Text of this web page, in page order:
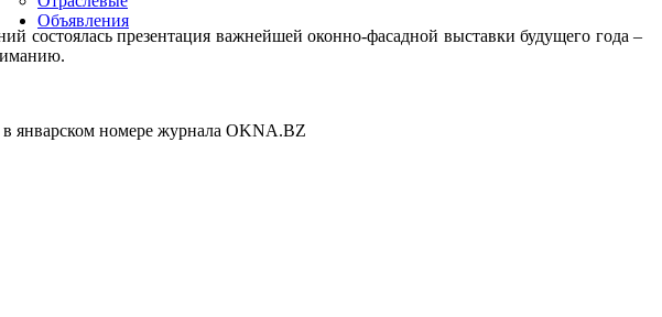
Объявления
пре­зен­та­ция важ­ней­шей окон­но-фа­сад­ной выс­тавки бу­дуще­го го­да –
ян­варс­ком но­мере жур­на­ла OK­NA.BZ